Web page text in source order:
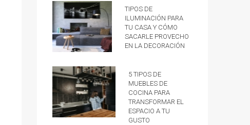
Tipos de
iluminación para
tu casa y cómo
sacarle provecho
en la decoración
5 tipos de
muebles de
cocina para
transformar el
espacio a tu
gusto